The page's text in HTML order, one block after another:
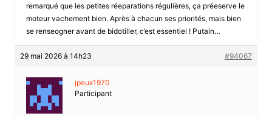
remarqué que les petites réeparations régulières, ça préeserve le
moteur vachement bien. Après à chacun ses priorités, mais bien
se renseogner avant de bidotiller, c’est essentiel ! Putain…
29 mai 2026 à 14h23 #94067
jpeux1970
Participant